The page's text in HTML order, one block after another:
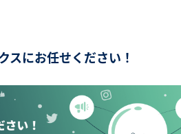
スにお任せください！